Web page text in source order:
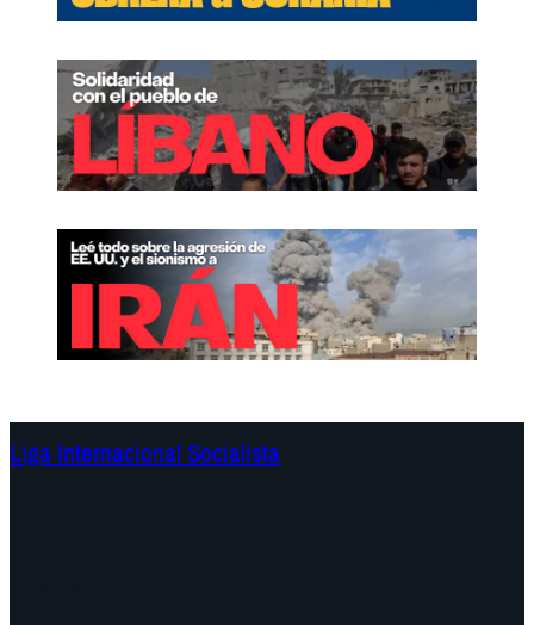
Liga Internacional Socialista